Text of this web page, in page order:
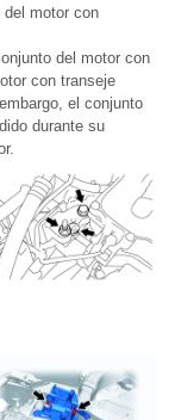
motor con
del motor con
con transeje
el conjunto
durante su